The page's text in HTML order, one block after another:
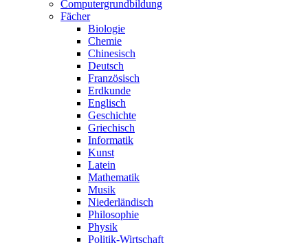
Computergrundbildung
Fächer
Biologie
Chemie
Chinesisch
Deutsch
Französisch
Erdkunde
Englisch
Geschichte
Griechisch
Informatik
Kunst
Latein
Mathematik
Musik
Niederländisch
Philosophie
Physik
Politik-Wirtschaft